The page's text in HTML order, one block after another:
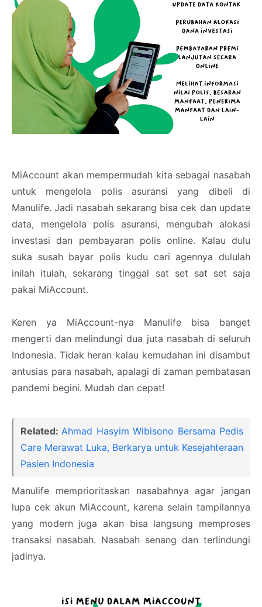
MiAccount akan mempermudah kita sebagai nasabah
untuk mengelola polis asuransi yang dibeli di
Manulife. Jadi nasabah sekarang bisa cek dan update
data, mengelola polis asuransi, mengubah alokasi
investasi dan pembayaran polis online. Kalau dulu
suka susah bayar polis kudu cari agennya dululah
inilah itulah, sekarang tinggal sat set sat set saja
pakai MiAccount.
Keren ya MiAccount-nya Manulife bisa banget
mengerti dan melindungi dua juta nasabah di seluruh
Indonesia. Tidak heran kalau kemudahan ini disambut
antusias para nasabah, apalagi di zaman pembatasan
pandemi begini. Mudah dan cepat!
Related: Ahmad Hasyim Wibisono Bersama Pedis
Care Merawat Luka, Berkarya untuk Kesejahteraan
Pasien Indonesia
Manulife memprioritaskan nasabahnya agar jangan
lupa cek akun MiAccount, karena selain tampilannya
yang modern juga akan bisa langsung memproses
transaksi nasabah. Nasabah senang dan terlindungi
jadinya.